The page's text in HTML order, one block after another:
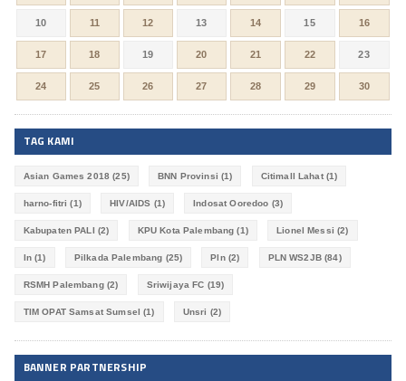
10 11 12 13 14 15 16
17 18 19 20 21 22 23
24 25 26 27 28 29 30
TAG KAMI
Asian Games 2018 (25) BNN Provinsi (1) Citimall Lahat(1)
harno-fitri (1) HIV/AIDS (1) Indosat Ooredoo (3)
Kabupaten PALI (2) KPU Kota Palembang (1) Lionel Messi (2)
ln (1) Pilkada Palembang (25) Pln(2) PLN WS2JB(84)
RSMH Palembang(2) Sriwijaya FC (19)
TIM OPAT Samsat Sumsel (1) Unsri (2)
BANNER PARTNERSHIP